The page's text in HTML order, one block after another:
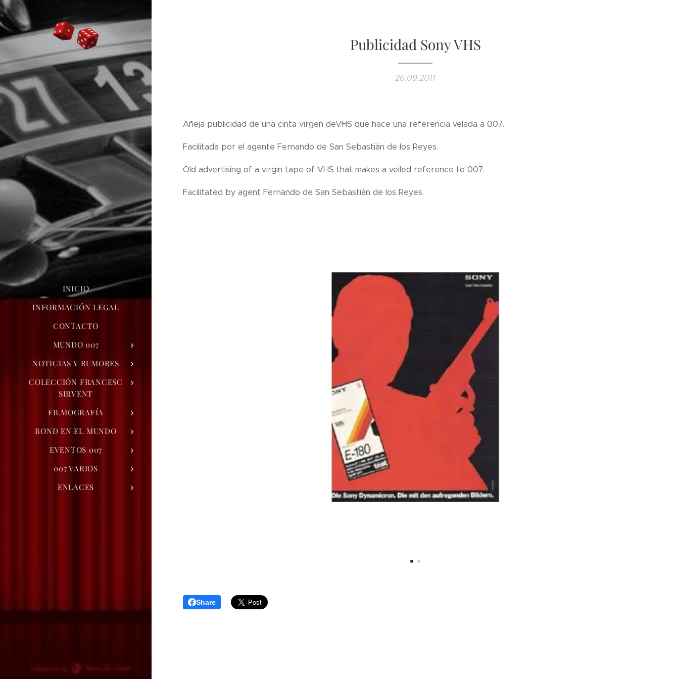
INICIO
INFORMACIÓN LEGAL
CONTACTO
MUNDO 007
NOTICIAS Y RUMORES
COLECCIÓN FRANCESC
SIRVENT
FILMOGRAFÍA
BOND EN EL MUNDO
EVENTOS 007
007 VARIOS
ENLACES
Publicidad Sony VHS
26.09.2011
Añeja publicidad de una cinta virgen deVHS que hace una referencia velada a 007.
Facilitada por el agente Fernando de San Sebastián de los Reyes.
Old advertising of a virgin tape of VHS that makes a veiled reference to 007.
Facilitated by agent Fernando de San Sebastián de los Reyes.
Share